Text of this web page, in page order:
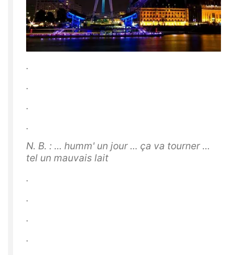
.
.
.
.
N. B. : ... humm' un jour ... ça va tourner ...
tel un mauvais lait
.
.
.
.